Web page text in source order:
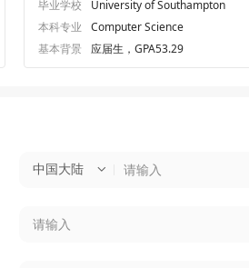
毕业学校
University of Southampton
本科专业
Computer Science
基本背景
应届生，GPA53.29
中国大陆